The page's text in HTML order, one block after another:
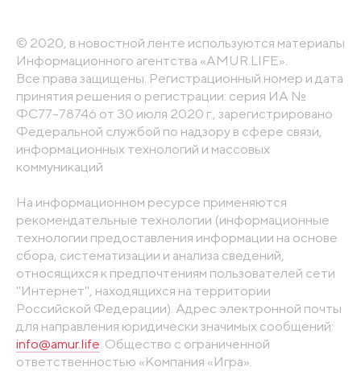
© 2020, в новостной ленте используются материалы
Информационного агентства «AMUR.LIFE».
Все права защищены. Регистрационный номер и дата
принятия решения о регистрации: серия ИА №
ФС77-78746 от 30 июля 2020 г., зарегистрировано
Федеральной службой по надзору в сфере связи,
информационных технологий и массовых
коммуникаций
На информационном ресурсе применяются
рекомендательные технологии (информационные
технологии предоставления информации на основе
сбора, систематизации и анализа сведений,
относящихся к предпочтениям пользователей сети
"Интернет", находящихся на территории
Российской Федерации). Адрес электронной почты
для направления юридически значимых сообщений:
info@amur.life . Общество с ограниченной
ответственностью «Компания «Игра».